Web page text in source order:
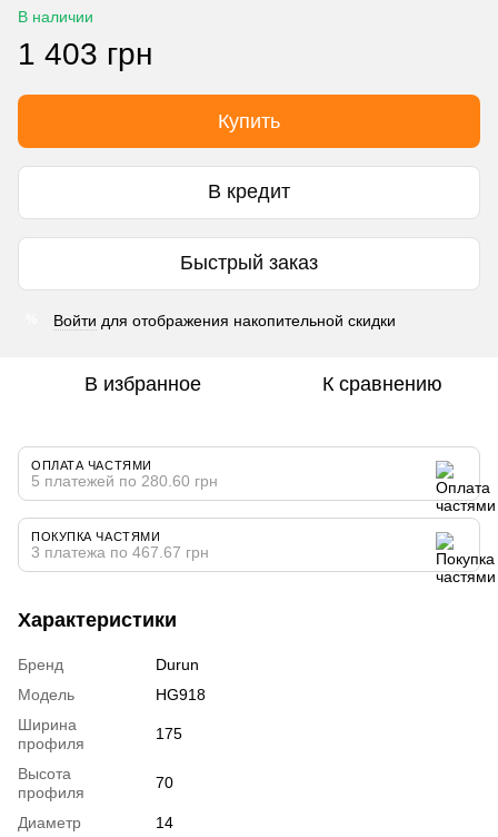
В наличии
1 403 грн
Купить
В кредит
Быстрый заказ
Войти для отображения накопительной скидки
В избранное К сравнению
ОПЛАТА ЧАСТЯМИ
5 платежей по 280.60 грн
ПОКУПКА ЧАСТЯМИ
3 платежа по 467.67 грн
Характеристики
Бренд
Durun
Модель
HG918
Ширина
профиля
175
Высота
профиля
70
Диаметр
14